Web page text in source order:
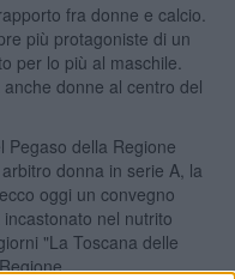
fra donne e calcio.
più protagoniste di un
per lo più al maschile.
donne al centro del
Pegaso della Regione
donna in serie A, la
, ecco oggi un convegno
nel nutrito
"La Toscana delle